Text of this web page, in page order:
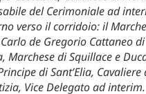
del Cerimoniale ad
verso il corridoio: il
de Gregorio Cattaneo di
Marchese di Squillace e
di Sant’Elia, Cavaliere
Vice Delegato ad interim.